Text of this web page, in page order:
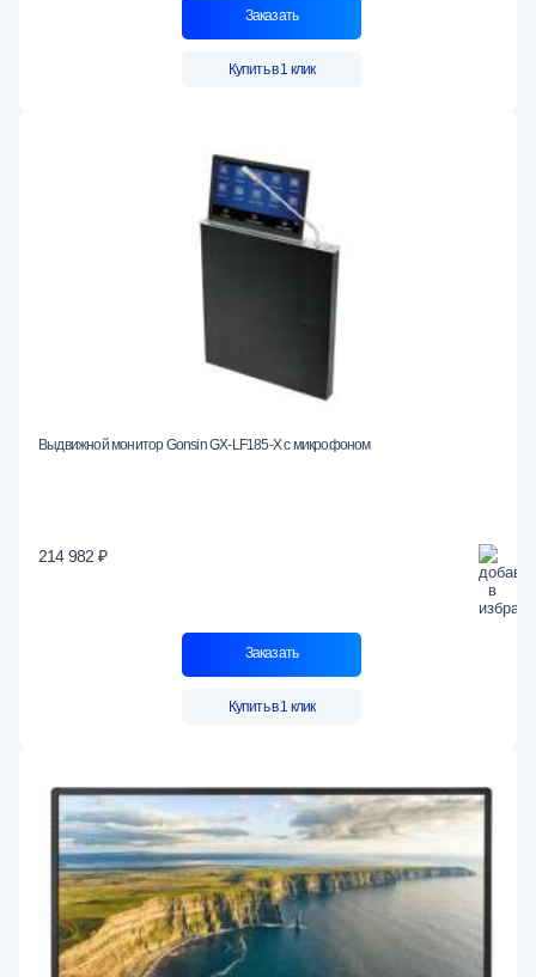
Заказать
Купить в 1 клик
Выдвижной монитор Gonsin GX-LF185-X с микрофоном
214 982 ₽
Заказать
Купить в 1 клик